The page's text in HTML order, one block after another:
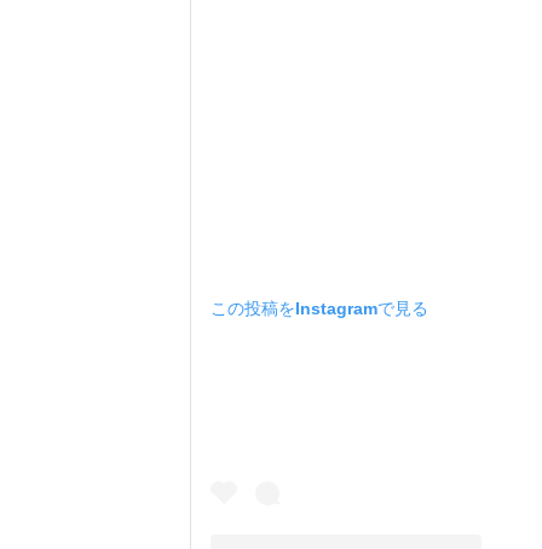
この投稿をInstagramで見る